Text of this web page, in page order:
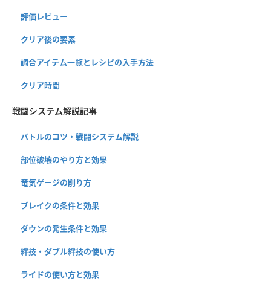
評価レビュー
クリア後の要素
調合アイテム一覧とレシピの入手方法
クリア時間
戦闘システム解説記事
バトルのコツ・戦闘システム解説
部位破壊のやり方と効果
竜気ゲージの削り方
ブレイクの条件と効果
ダウンの発生条件と効果
絆技・ダブル絆技の使い方
ライドの使い方と効果